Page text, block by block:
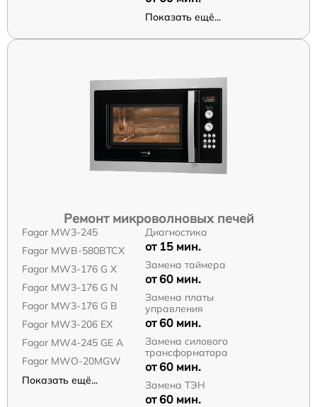
Показать ещё...
Ремонт микроволновых печей
Fagor MW3-245
Fagor MWB-580BTCX
Fagor MW3-176 G X
Fagor MW3-176 G N
Fagor MW3-176 G B
Fagor MW3-206 EX
Fagor MW4-245 GE A
Fagor MWO-20MGW
Показать ещё...
Диагностика
от 15 мин.
Замена таймера
от 60 мин.
Замена платы
управления
от 60 мин.
Замена силового
трансформатора
от 60 мин.
Замена ТЭН
от 60 мин.